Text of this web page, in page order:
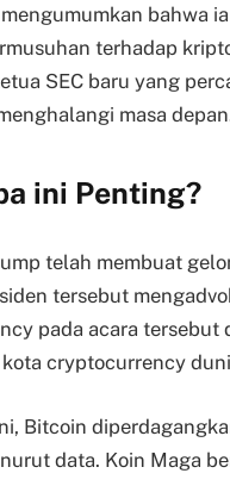
bahwa
terhadap
SEC baru yang
masa
ini Penting?
telah membuat
tersebut
pada acara tersebut
cryptocurrency
Bitcoin
data. Koin Maga